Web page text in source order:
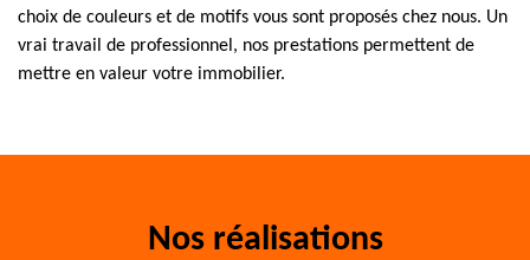
choix de couleurs et de motifs vous sont proposés chez nous. Un
vrai travail de professionnel, nos prestations permettent de
mettre en valeur votre immobilier.
Nos réalisations